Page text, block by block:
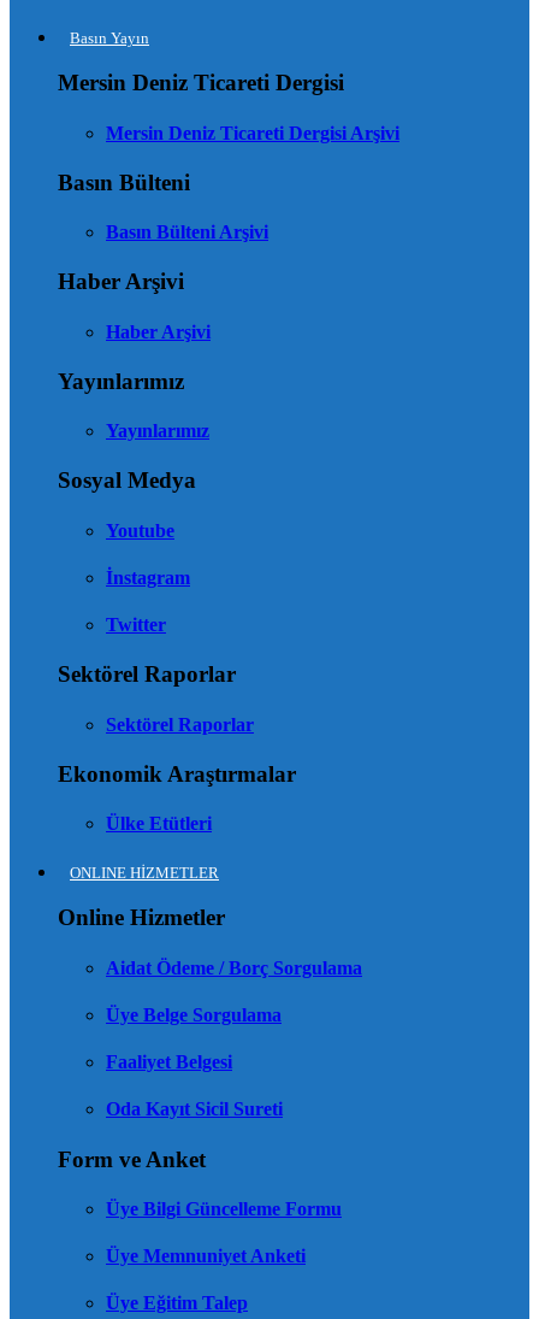
Basın Yayın
Mersin Deniz Ticareti Dergisi
Mersin Deniz Ticareti Dergisi Arşivi
Basın Bülteni
Basın Bülteni Arşivi
Haber Arşivi
Haber Arşivi
Yayınlarımız
Yayınlarımız
Sosyal Medya
Youtube
İnstagram
Twitter
Sektörel Raporlar
Sektörel Raporlar
Ekonomik Araştırmalar
Ülke Etütleri
ONLINE HİZMETLER
Online Hizmetler
Aidat Ödeme / Borç Sorgulama
Üye Belge Sorgulama
Faaliyet Belgesi
Oda Kayıt Sicil Sureti
Form ve Anket
Üye Bilgi Güncelleme Formu
Üye Memnuniyet Anketi
Üye Eğitim Talep